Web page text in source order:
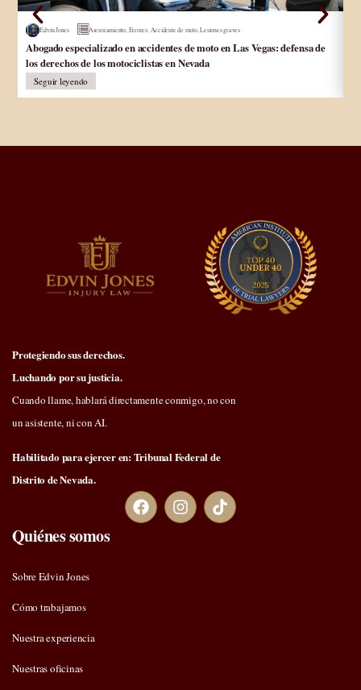
Edvin Jones Asesoramiento Errores Accidente de moto,Lesiones graves
Abogado especializado en accidentes de moto en Las Vegas: defensa de
los derechos de los motociclistas en Nevada
Seguir leyendo
Protegiendo sus derechos.
Luchando por su justicia.
Cuando llame, hablará directamente conmigo, no con
un asistente, ni con AI.
Habilitado para ejercer en: Tribunal Federal de
Distrito de Nevada.
Quiénes somos
Sobre Edvin Jones
Cómo trabajamos
Nuestra experiencia
Nuestras oficinas